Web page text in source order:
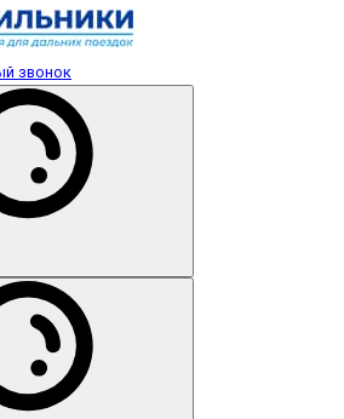
звонок